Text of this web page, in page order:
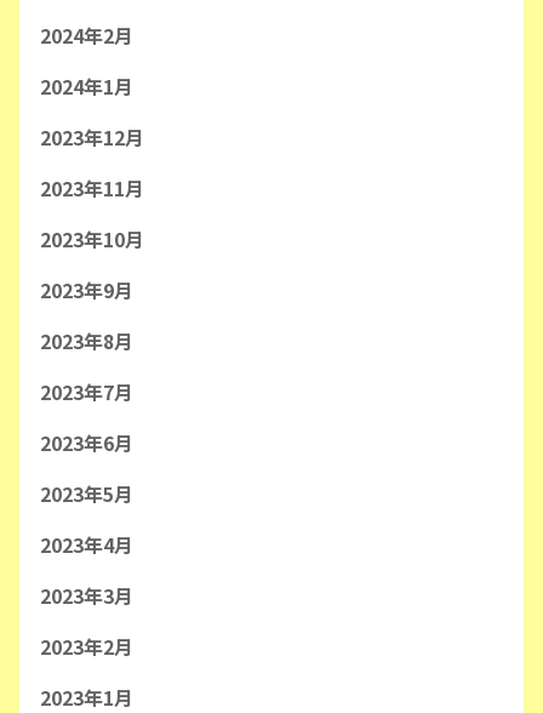
2024年2月
2024年1月
2023年12月
2023年11月
2023年10月
2023年9月
2023年8月
2023年7月
2023年6月
2023年5月
2023年4月
2023年3月
2023年2月
2023年1月